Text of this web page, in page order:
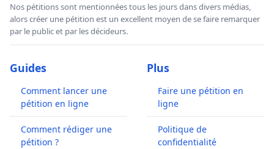
Nos pétitions sont mentionnées tous les jours dans divers médias,
alors créer une pétition est un excellent moyen de se faire remarquer
par le public et par les décideurs.
Guides
Comment lancer une
pétition en ligne
Comment rédiger une
pétition ?
Plus
Faire une pétition en
ligne
Politique de
confidentialité